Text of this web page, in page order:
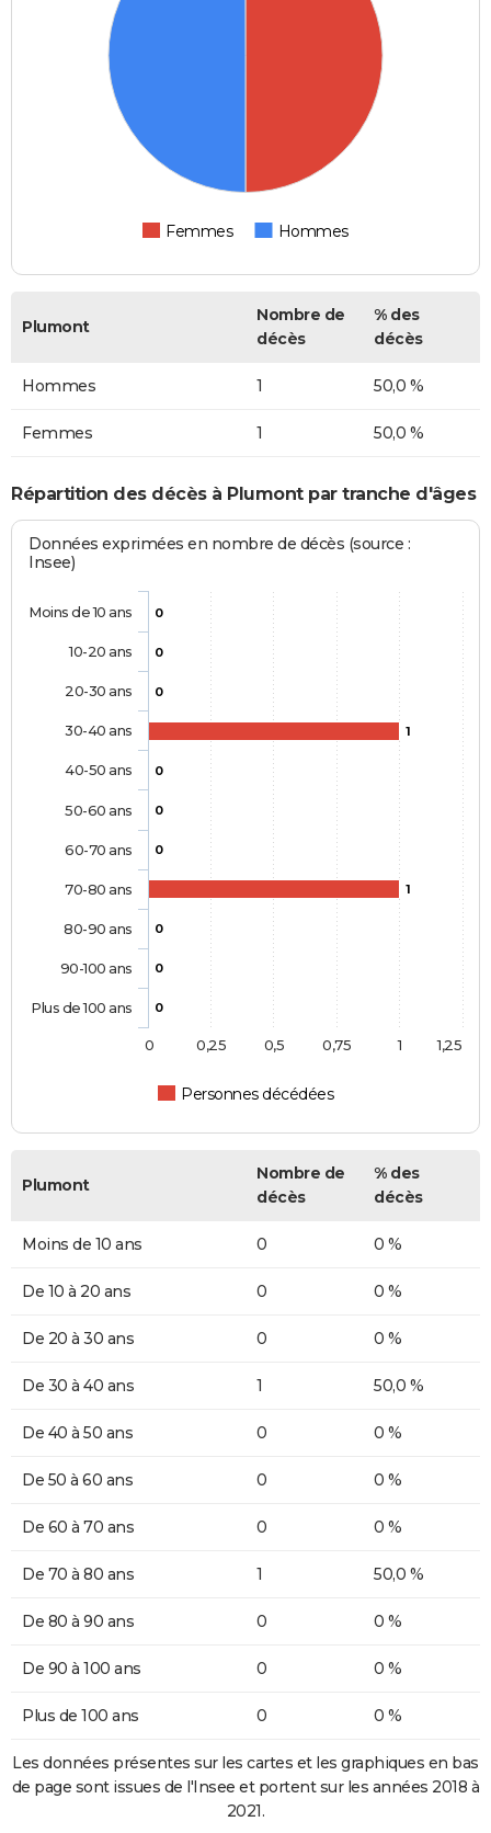
Femmes Hommes
Plumont
Nombre de
décès
% des
décès
Hommes 1 50,0 %
Femmes 1 50,0 %
Répartition des décès à Plumont par tranche d'âges
Données exprimées en nombre de décès (source :
Insee)
0
0
0
1
0
0
0
1
0
0
0
Personnes décédées
Moins de 10 ans
10-20 ans
20-30 ans
30-40 ans
40-50 ans
50-60 ans
60-70 ans
70-80 ans
80-90 ans
90-100 ans
Plus de 100 ans
0 1
0,25 0,5 0,75 1,25
Plumont
Nombre de
décès
% des
décès
Moins de 10 ans 0 0 %
De 10 à 20 ans 0 0 %
De 20 à 30 ans 0 0 %
De 30 à 40 ans 1 50,0 %
De 40 à 50 ans 0 0 %
De 50 à 60 ans 0 0 %
De 60 à 70 ans 0 0 %
De 70 à 80 ans 1 50,0 %
De 80 à 90 ans 0 0 %
De 90 à 100 ans 0 0 %
Plus de 100 ans 0 0 %
Les données présentes sur les cartes et les graphiques en bas
de page sont issues de l'Insee et portent sur les années 2018 à
2021.